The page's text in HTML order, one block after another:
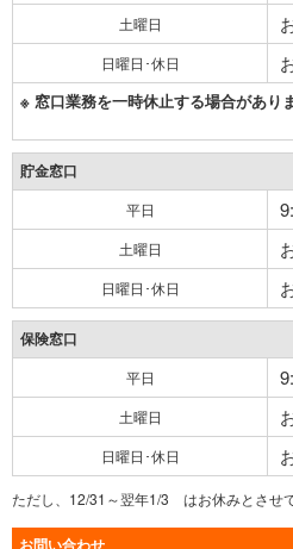
土曜日
日曜日･休日
※ 窓口業務を一時休止する場合があり
貯金窓口
平日
土曜日
日曜日･休日
保険窓口
平日
土曜日
日曜日･休日
ただし、12/31～翌年1/3 はお休みとさせて
お問い合わせ